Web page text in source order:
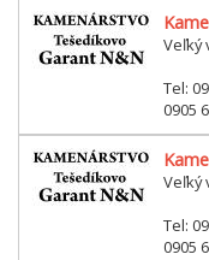
Veľký
Tel:
0905
Veľký
Tel:
0905